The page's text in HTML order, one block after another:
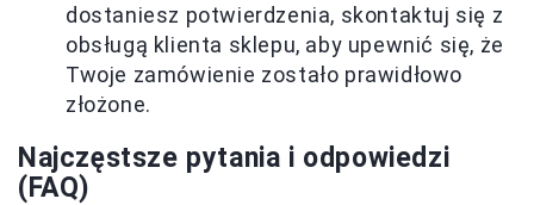
dostaniesz potwierdzenia, skontaktuj się z
obsługą klienta sklepu, aby upewnić się, że
Twoje zamówienie zostało prawidłowo
złożone.
Najczęstsze pytania i odpowiedzi
(FAQ)